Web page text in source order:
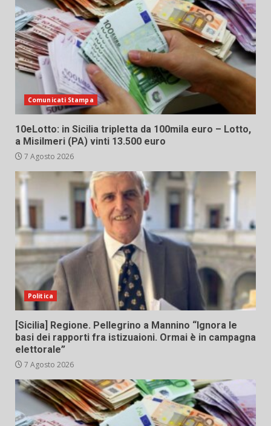
Comunicati Stampa
10eLotto: in Sicilia tripletta da 100mila euro – Lotto,
a Misilmeri (PA) vinti 13.500 euro
7 Agosto 2026
Politica
[Sicilia] Regione. Pellegrino a Mannino “Ignora le
basi dei rapporti fra istizuaioni. Ormai è in campagna
elettorale”
7 Agosto 2026